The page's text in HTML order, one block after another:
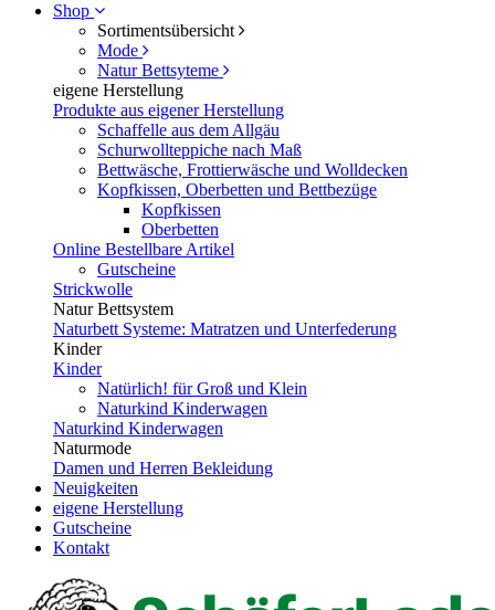
Shop
Sortimentsübersicht
Mode
Natur Bettsyteme
eigene Herstellung
Produkte aus eigener Herstellung
Schaffelle aus dem Allgäu
Schurwollteppiche nach Maß
Bettwäsche, Frottierwäsche und Wolldecken
Kopfkissen, Oberbetten und Bettbezüge
Kopfkissen
Oberbetten
Online Bestellbare Artikel
Gutscheine
Strickwolle
Natur Bettsystem
Naturbett Systeme: Matratzen und Unterfederung
Kinder
Kinder
Natürlich! für Groß und Klein
Naturkind Kinderwagen
Naturkind Kinderwagen
Naturmode
Damen und Herren Bekleidung
Neuigkeiten
eigene Herstellung
Gutscheine
Kontakt